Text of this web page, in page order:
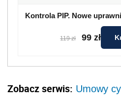
Kontrola PIP. Nowe
119 zł 99 zł
Zobacz serwis: Umowy